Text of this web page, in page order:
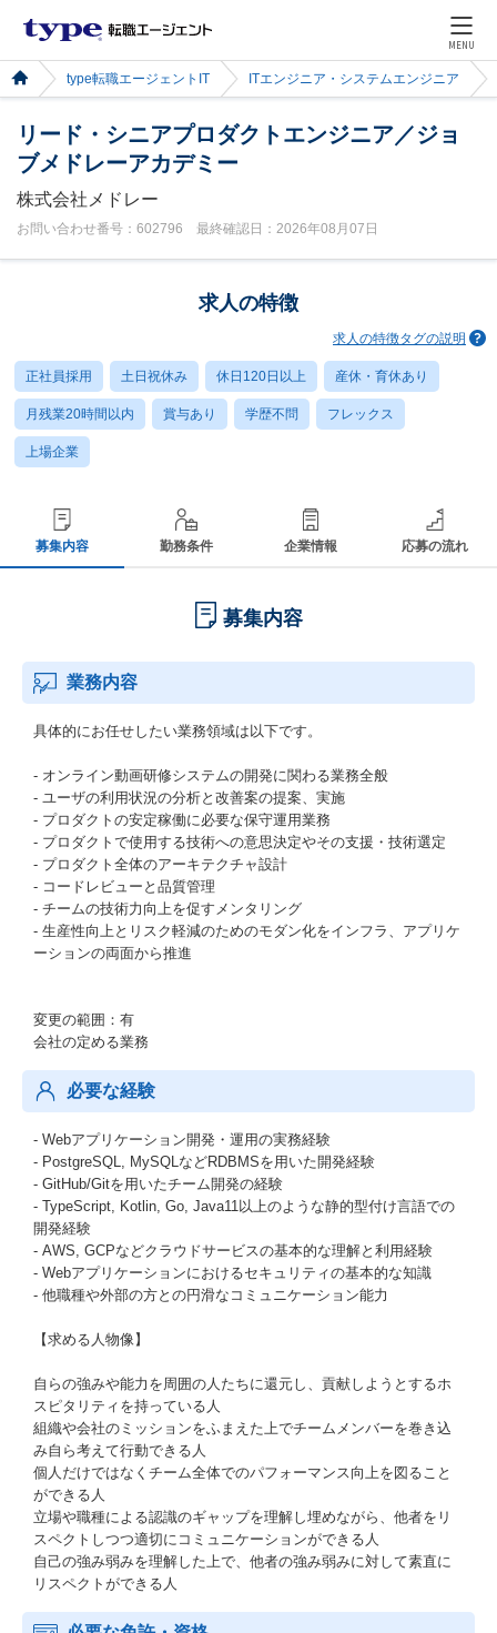
MENU
type転職エージェントIT ITエンジニア・システムエンジニア
リード・シニアプロダクトエンジニア／ジョ
ブメドレーアカデミー
株式会社メドレー
お問い合わせ番号：602796 最終確認日：2026年08月07日
求人の特徴
求人の特徴タグの説明
正社員採用 土日祝休み 休日120日以上 産休・育休あり
月残業20時間以内 賞与あり 学歴不問 フレックス
上場企業
募集内容 勤務条件 企業情報 応募の流れ
募集内容
業務内容
具体的にお任せしたい業務領域は以下です。
- オンライン動画研修システムの開発に関わる業務全般
- ユーザの利用状況の分析と改善案の提案、実施
- プロダクトの安定稼働に必要な保守運用業務
- プロダクトで使用する技術への意思決定やその支援・技術選定
- プロダクト全体のアーキテクチャ設計
- コードレビューと品質管理
- チームの技術力向上を促すメンタリング
- 生産性向上とリスク軽減のためのモダン化をインフラ、アプリケ
ーションの両面から推進
変更の範囲：有
会社の定める業務
必要な経験
- Webアプリケーション開発・運用の実務経験
- PostgreSQL, MySQLなどRDBMSを用いた開発経験
- GitHub/Gitを用いたチーム開発の経験
- TypeScript, Kotlin, Go, Java11以上のような静的型付け言語での
開発経験
- AWS, GCPなどクラウドサービスの基本的な理解と利用経験
- Webアプリケーションにおけるセキュリティの基本的な知識
- 他職種や外部の方との円滑なコミュニケーション能力
【求める人物像】
自らの強みや能力を周囲の人たちに還元し、貢献しようとするホ
スピタリティを持っている人
組織や会社のミッションをふまえた上でチームメンバーを巻き込
み自ら考えて行動できる人
個人だけではなくチーム全体でのパフォーマンス向上を図ること
ができる人
立場や職種による認識のギャップを理解し埋めながら、他者をリ
スペクトしつつ適切にコミュニケーションができる人
自己の強み弱みを理解した上で、他者の強み弱みに対して素直に
リスペクトができる人